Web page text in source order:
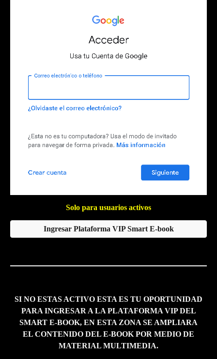
Solo para usuarios activos
Ingresar Plataforma VIP Smart E-book
SI NO ESTAS ACTIVO ESTA ES TU OPORTUNIDAD
PARA INGRESAR A LA PLATAFORMA VIP DEL
SMART E-BOOK, EN ESTA ZONA SE AMPLIARA
EL CONTENIDO DEL E-BOOK POR MEDIO DE
MATERIAL MULTIMEDIA.